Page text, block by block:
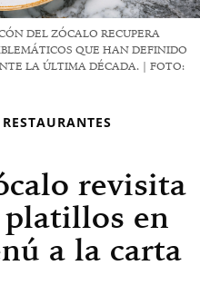
DEL ZÓCALO RECUPERA
QUE HAN DEFINIDO
LA ÚLTIMA DÉCADA. | FOTO:
RESTAURANTES
revisita
platillos en
a la carta